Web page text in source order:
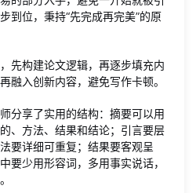
到位，秉持“先完成再完美”的原
先构建论文逻辑，再逐步填充内
融入创新内容，避免写作卡顿。
分享了实用的结构：摘要可以用
、方法、结果和结论；引言要层
要详细可重复；结果要客观呈
要少用形容词，多用事实说话，